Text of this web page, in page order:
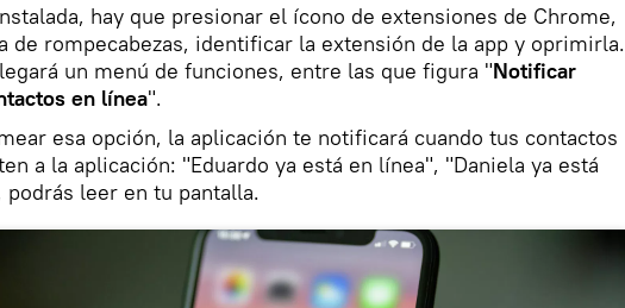
hay que presionar el ícono de extensiones de Chrome,
de rompecabezas, identificar la extensión de la app y oprimirla.
un menú de funciones, entre las que figura "Notificar
en línea".
esa opción, la aplicación te notificará cuando tus contactos
a la aplicación: "Eduardo ya está en línea", "Daniela ya está
podrás leer en tu pantalla.